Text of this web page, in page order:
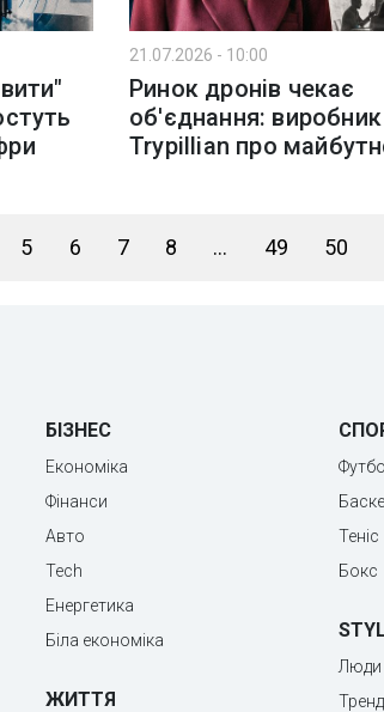
21.07.2026 - 10:00
Ринок дронів чекає
об'єднання: виробник
Trypillian про
5 6 7 8 ... 49 50
БІЗНЕС
Економіка
Фінанси
Авто
Tech
Енергетика
Біла економіка
ЖИТТЯ
Теніс
Бокс
Люди